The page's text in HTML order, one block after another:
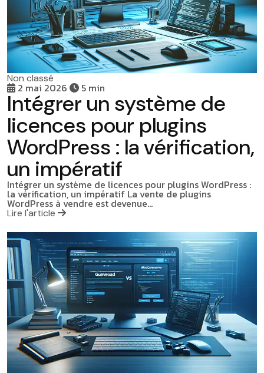
Non classé
2 mai 2026 5 min
Intégrer un système de
licences pour plugins
WordPress : la vérification,
un impératif
Intégrer un système de licences pour plugins WordPress :
la vérification, un impératif La vente de plugins
WordPress à vendre est devenue…
Lire l'article